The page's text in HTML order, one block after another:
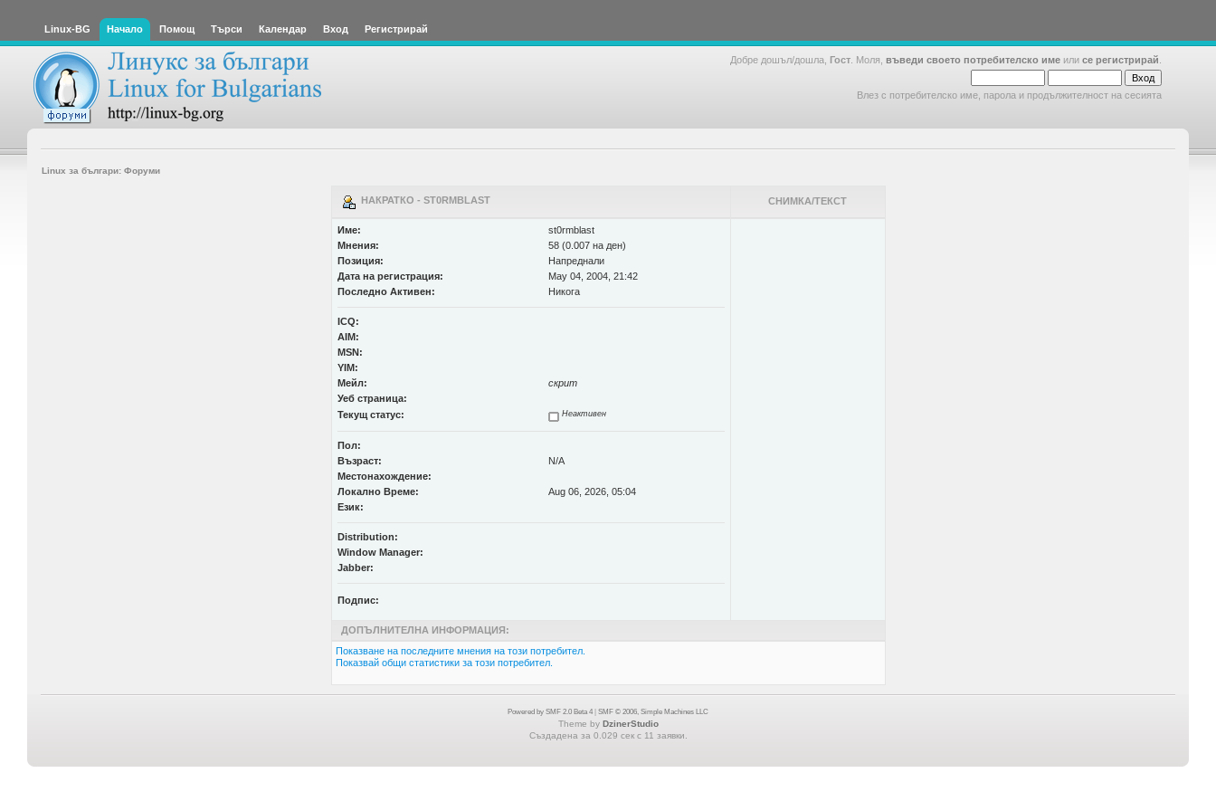
Linux-BG Начало Помощ Търси Календар Вход Регистрирай
Добре дошъл/дошла, Гост . Моля, въведи своето потребителско име или се регистрирай
Влез с потребителско име, парола и продължителност на сесията
Linux за българи: Форуми
НАКРАТКО - ST0RMBLAST СНИМКА/ТЕКСТ
Име:
st0rmblast
Мнения:
58 (0.007 на ден)
Позиция:
Напреднали
Дата на регистрация:
May 04, 2004, 21:42
Последно Активен:
Никога
ICQ:
AIM:
MSN:
YIM:
Мейл:
скрит
Уеб страница:
Текущ статус:
Неактивен
Пол:
Възраст:
N/A
Местонахождение:
Локално Време:
Aug 06, 2026, 05:04
Език:
Distribution:
Window Manager:
Jabber:
Подпис:
ДОПЪЛНИТЕЛНА ИНФОРМАЦИЯ:
Показване на последните мнения на този потребител.
Показвай общи статистики за този потребител.
Powered by SMF 2.0 Beta 4 SMF © 2006, Simple Machines LLC
Theme by DzinerStudio
Създадена за 0.029 сек с 11 заявки.